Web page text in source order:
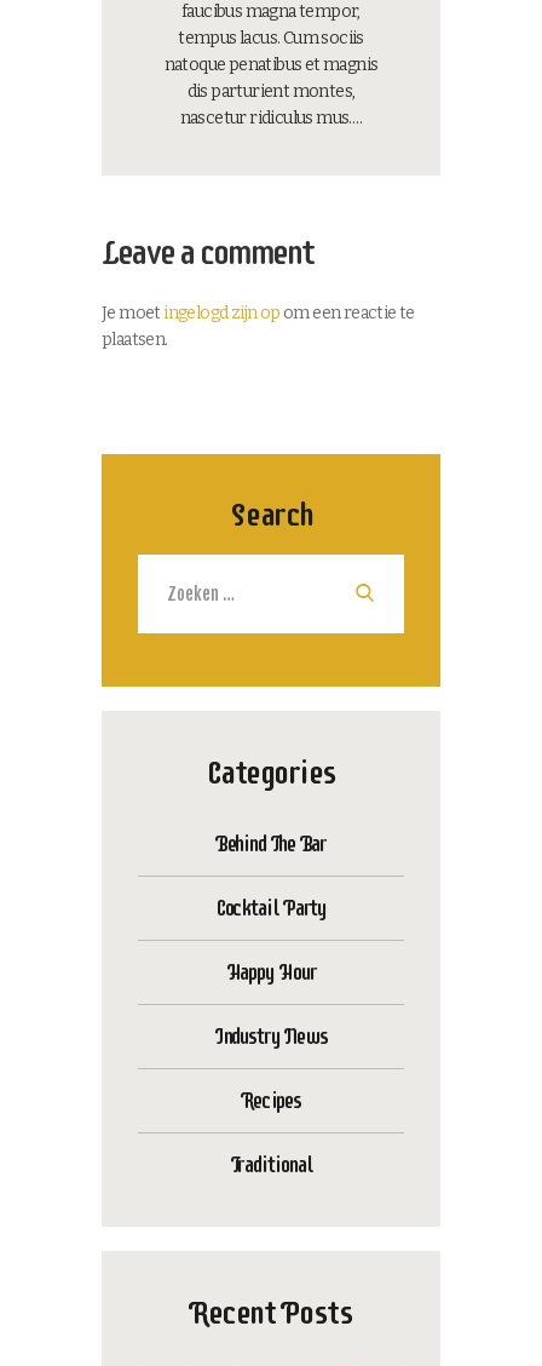
faucibus magna tempor,
tempus lacus. Cum sociis
natoque penatibus et magnis
dis parturient montes,
nascetur ridiculus mus.…
Leave a comment
Je moet ingelogd zijn op om een reactie te
plaatsen.
Search
naar:
Categories
Behind The Bar
Cocktail Party
Happy Hour
Industry News
Recipes
Traditional
Recent Posts